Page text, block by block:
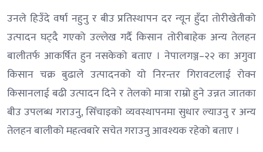
उनले हिउँदे वर्षा नहुनु र बीउ प्रतिस्थापन दर न्यून हुँदा तोरीखेतीको
उत्पादन घट्दै गएको उल्लेख गर्दै किसान तोरीबाहेक अन्य तेलहन
बालीतर्फ आकर्षित हुन नसकेको बताए । नेपालगञ्ज–२२ का अगुवा
किसान चक्र बुढाले उत्पादनको यो निरन्तर गिरावटलाई रोक्न
किसानलाई बढी उत्पादन दिने र तेलको मात्रा राम्रो हुने उन्नत जातका
बीउ उपलब्ध गराउनु, सिँचाइको व्यवस्थापनमा सुधार ल्याउनु र अन्य
तेलहन बालीको महत्वबारे सचेत गराउनु आवश्यक रहेको बताए ।